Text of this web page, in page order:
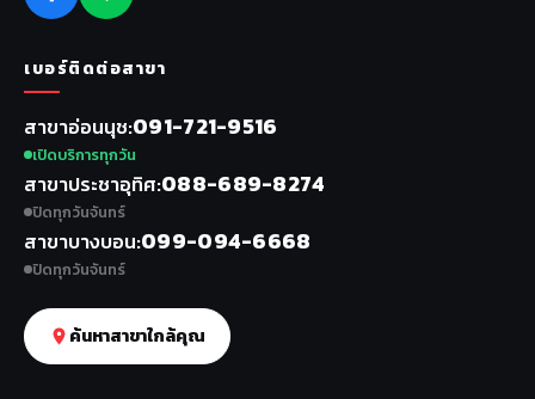
เบอร์ติดต่อสาขา
สาขาอ่อนนุช 091-721-9516
เปิดบริการทุกวัน
สาขาประชาอุทิศ 088-689-8274
ปิดทุกวันจันทร์
สาขาบางบอน 099-094-6668
ปิดทุกวันจันทร์
ค้นหาสาขาใกล้คุณ